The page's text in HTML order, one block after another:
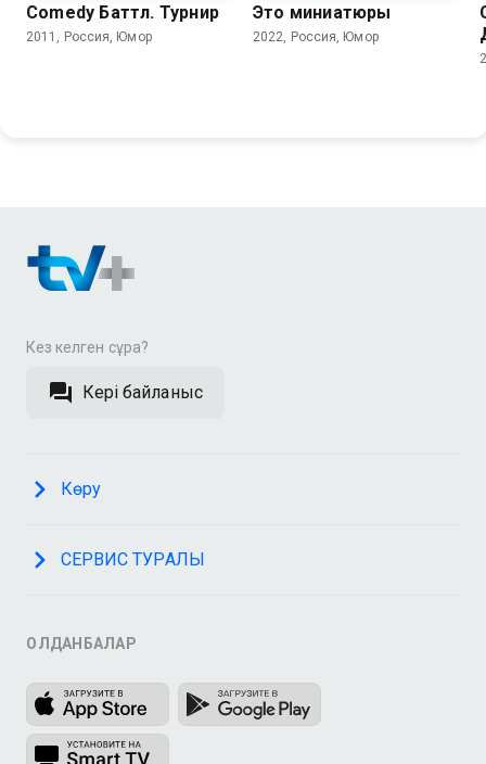
Comedy Баттл. Турнир
2011, Россия, Юмор
Это миниатюры
2022, Россия, Юмор
Кез келген сұрақ?
Кері байланыс
Көру
СЕРВИС ТУРАЛЫ
ҚОЛДАНБАЛАР